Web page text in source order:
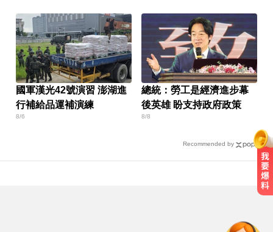
國軍漢光42號演習 澎湖進
行補給品運補演練
8/6
總統：勞工是經濟進步幕
後英雄 盼支持政府政策
8/8
Recommended by